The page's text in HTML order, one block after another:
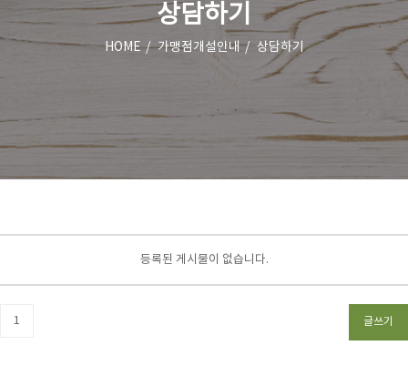
상담하기
HOME 가맹점개설안내 상담하기
등록된 게시물이 없습니다.
1 글쓰기